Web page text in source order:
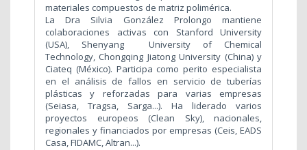
materiales compuestos de matriz polimérica.
La Dra Silvia González Prolongo mantiene
colaboraciones activas con Stanford University
(USA), Shenyang University of Chemical
Technology, Chongqing Jiatong University (China) y
Ciateq (México). Participa como perito especialista
en el análisis de fallos en servicio de tuberías
plásticas y reforzadas para varias empresas
(Seiasa, Tragsa, Sarga...). Ha liderado varios
proyectos europeos (Clean Sky), nacionales,
regionales y financiados por empresas (Ceis, EADS
Casa, FIDAMC, Altran...).